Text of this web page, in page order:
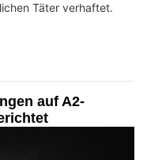
Täter verhaftet.
auf A2-